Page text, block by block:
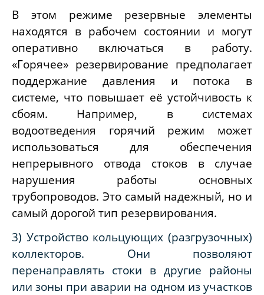
В этом режиме резервные элементы
находятся в рабочем состоянии и могут
оперативно включаться в работу.
«Горячее» резервирование предполагает
поддержание давления и потока в
системе, что повышает её устойчивость к
сбоям. Например, в системах
водоотведения горячий режим может
использоваться для обеспечения
непрерывного отвода стоков в случае
нарушения работы основных
трубопроводов. Это самый надежный, но и
самый дорогой тип резервирования.
3) Устройство кольцующих (разгрузочных)
коллекторов. Они позволяют
перенаправлять стоки в другие районы
или зоны при аварии на одном из участков